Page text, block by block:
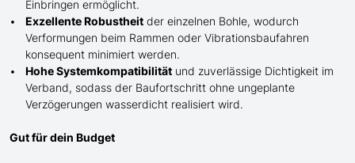
Einbringen ermöglicht.
Exzellente Robustheit der einzelnen Bohle, wodurch
Verformungen beim Rammen oder Vibrationsbaufahren
konsequent minimiert werden.
Hohe Systemkompatibilität und zuverlässige Dichtigkeit im
Verband, sodass der Baufortschritt ohne ungeplante
Verzögerungen wasserdicht realisiert wird.
Gut für dein Budget